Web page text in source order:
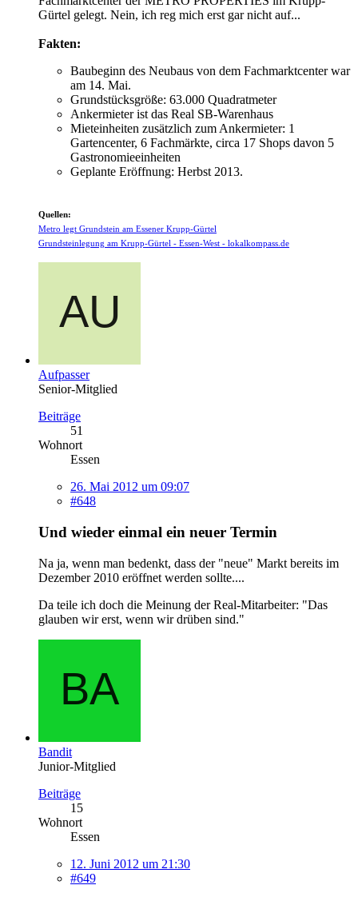
Gürtel gelegt. Nein, ich reg mich erst gar nicht auf...
Fakten:
Baubeginn des Neubaus von dem Fachmarktcenter war
am 14. Mai.
Grundstücksgröße: 63.000 Quadratmeter
Ankermieter ist das Real SB-Warenhaus
Mieteinheiten zusätzlich zum Ankermieter: 1
Gartencenter, 6 Fachmärkte, circa 17 Shops davon 5
Gastronomieeinheiten
Geplante Eröffnung: Herbst 2013.
Quellen:
Metro legt Grundstein am Essener Krupp-Gürtel
Grundsteinlegung am Krupp-Gürtel - Essen-West - lokalkompass.de
Aufpasser
Senior-Mitglied
Beiträge
51
Wohnort
Essen
26. Mai 2012 um 09:07
#648
Und wieder einmal ein neuer Termin
Na ja, wenn man bedenkt, dass der "neue" Markt bereits im
Dezember 2010 eröffnet werden sollte....
Da teile ich doch die Meinung der Real-Mitarbeiter: "Das
glauben wir erst, wenn wir drüben sind."
Bandit
Junior-Mitglied
Beiträge
15
Wohnort
Essen
12. Juni 2012 um 21:30
#649